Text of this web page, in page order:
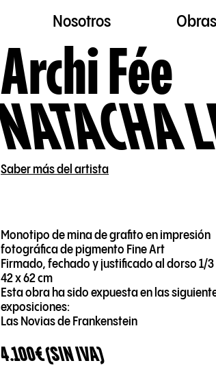
Nosotros Obras
Archi Fée
NATACHA
Saber más del artista
Monotipo de mina de grafito en impresión
fotográfica de pigmento Fine Art
Firmado, fechado y justificado al dorso 1/3
42 x 62 cm
Esta obra ha sido expuesta en las
exposiciones:
Las Novias de Frankenstein
4.100€ (SIN IVA)